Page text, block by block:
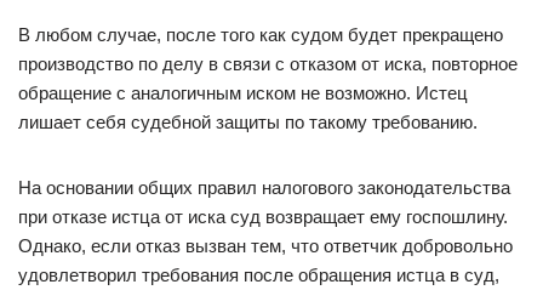
В любом случае, после того как судом будет прекращено
производство по делу в связи с отказом от иска, повторное
обращение с аналогичным иском не возможно. Истец
лишает себя судебной защиты по такому требованию.
На основании общих правил налогового законодательства
при отказе истца от иска суд возвращает ему госпошлину.
Однако, если отказ вызван тем, что ответчик добровольно
удовлетворил требования после обращения истца в суд,